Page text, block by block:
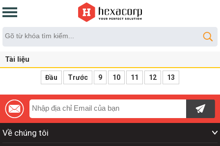
Tài liệu
Đầu Trước 9 10 11 12 13
Về chúng tôi